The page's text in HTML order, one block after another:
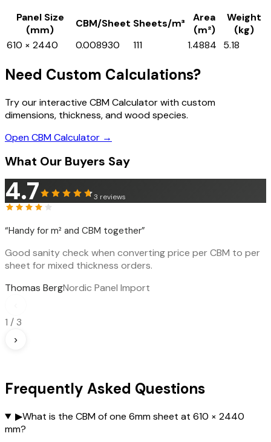
Panel Size
(mm)
CBM/Sheet Sheets/m³
Area
(m²)
Weight
(kg)
610 × 2440
0.008930 111 1.4884 5.18
Need Custom Calculations?
Try our interactive CBM Calculator with custom
dimensions, thickness, and wood species.
Open CBM Calculator →
What Our Buyers Say
4.7 3 reviews
“Handy for m² and CBM together”
Good sanity check when converting price per CBM to per
sheet for mixed thickness orders.
Thomas BergNordic Panel Import
1 / 3
›
Frequently Asked Questions
▶What is the CBM of one 6mm sheet at 610 × 2440
mm?